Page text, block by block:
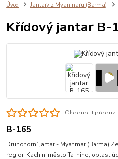
Úvod Jantary z Myanmaru (Barma)
Křídový jantar B-
Ohodnotit produkt
B-165
Druhohorní jantar - Myanmar (Barma)
region Kachin, město Ta-nine, oblast